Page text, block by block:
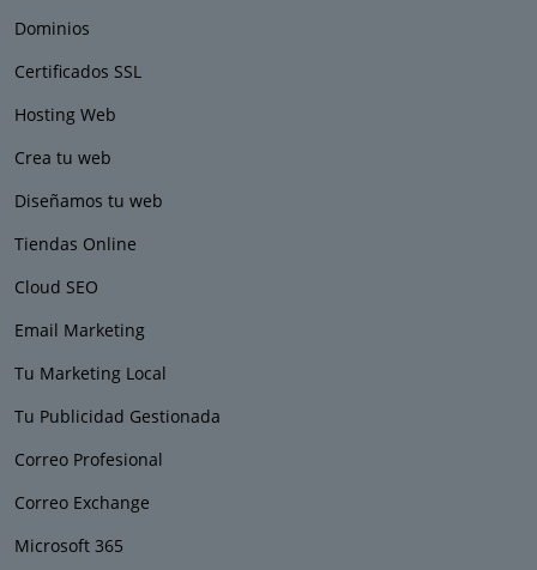
Dominios
Certificados SSL
Hosting Web
Crea tu web
Diseñamos tu web
Tiendas Online
Cloud SEO
Email Marketing
Tu Marketing Local
Tu Publicidad Gestionada
Correo Profesional
Correo Exchange
Microsoft 365